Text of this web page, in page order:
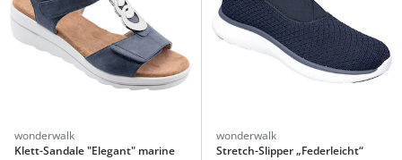
wonderwalk
Klett-Sandale "Elegant" marine
wonderwalk
Stretch-Slipper „Federleicht“